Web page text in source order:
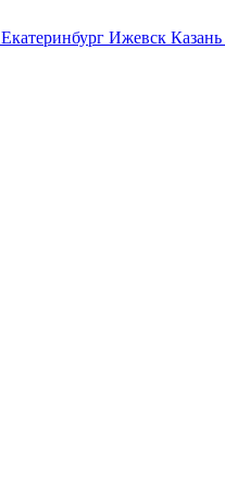
Екатеринбург Ижевск Казань